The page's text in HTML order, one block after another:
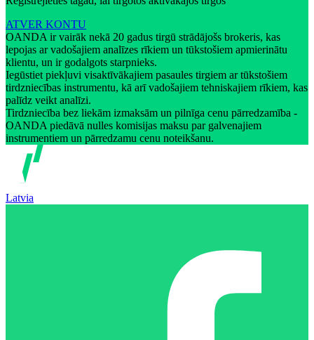
ATVER KONTU
OANDA ir vairāk nekā 20 gadus tirgū strādājošs brokeris, kas
lepojas ar vadošajiem analīzes rīkiem un tūkstošiem apmierinātu
klientu, un ir godalgots starpnieks.
Iegūstiet piekļuvi visaktīvākajiem pasaules tirgiem ar tūkstošiem
tirdzniecības instrumentu, kā arī vadošajiem tehniskajiem rīkiem, kas
palīdz veikt analīzi.
Tirdzniecība bez liekām izmaksām un pilnīga cenu pārredzamība -
OANDA piedāvā nulles komisijas maksu par galvenajiem
instrumentiem un pārredzamu cenu noteikšanu.
Latvia